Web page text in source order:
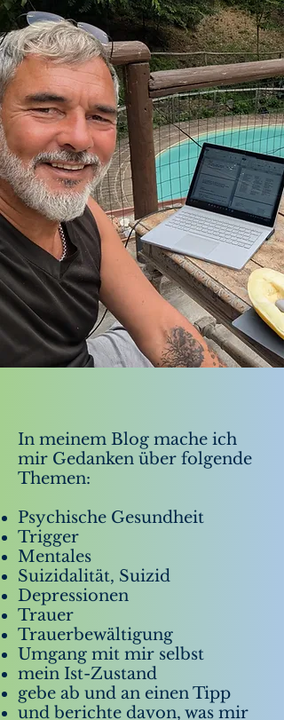
In meinem Blog mache ich
mir Gedanken über folgende
Themen:
Psychische Gesundheit
Trigger
Mentales
Suizidalität, Suizid
Depressionen
Trauer
Trauerbewältigung
Umgang mit mir selbst
mein Ist-Zustand
gebe ab und an einen Tipp
und berichte davon, was mir